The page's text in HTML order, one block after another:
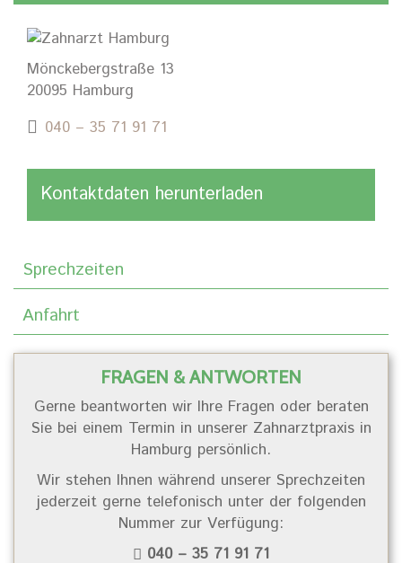
Mönckebergstraße 13
20095 Hamburg
040 – 35 71 91 71
Kontaktdaten herunterladen
Sprechzeiten
Anfahrt
FRAGEN & ANTWORTEN
Gerne beantworten wir Ihre Fragen oder beraten
Sie bei einem Termin in unserer Zahnarztpraxis in
Hamburg persönlich.
Wir stehen Ihnen während unserer Sprechzeiten
jederzeit gerne telefonisch unter der folgenden
Nummer zur Verfügung:
040 – 35 71 91 71